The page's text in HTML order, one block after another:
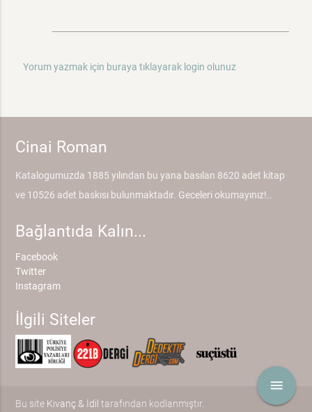
menu
Yorum yazmak için buraya tıklayarak login olunuz
Cinai Roman
Katalogumuzda 1885 yılından bu yana basılan 8620 adet kitap
ve 10526 adet baskısı bulunmaktadır. Geceleri okumayınız!..
Bağlantıda Kalın...
Facebook
Twitter
Instagram
İlgili Siteler
Bu site Kıvanç & İdil tarafından kodlanmıştır.